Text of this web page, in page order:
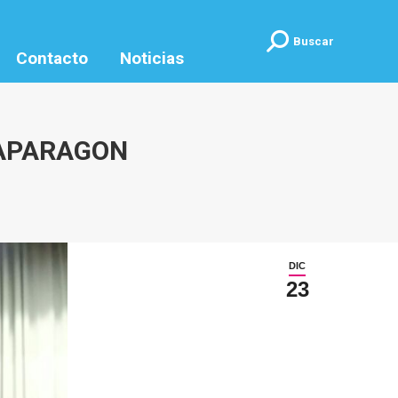
Contacto Noticias
Buscar:Buscar
DIC
23